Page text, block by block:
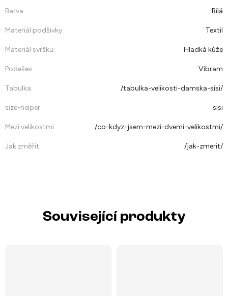
Barva: Bílá
Materiál podšívky: Textil
Materiál svršku: Hladká kůže
Podešev: Vibram
Tabulka: /tabulka-velikosti-damska-sisi/
size-helper: sisi
Mezi velikostmi: /co-kdyz-jsem-mezi-dvemi-velikostmi/
Jak změřit: /jak-zmerit/
Související produkty